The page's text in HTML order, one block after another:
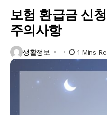
보험 환급금 신
주의사항
생활정보 1 Mins